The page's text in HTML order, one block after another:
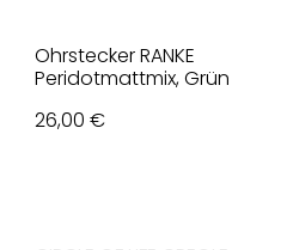
Ohrstecker RANKE
Peridotmattmix, Grün
26,00 €